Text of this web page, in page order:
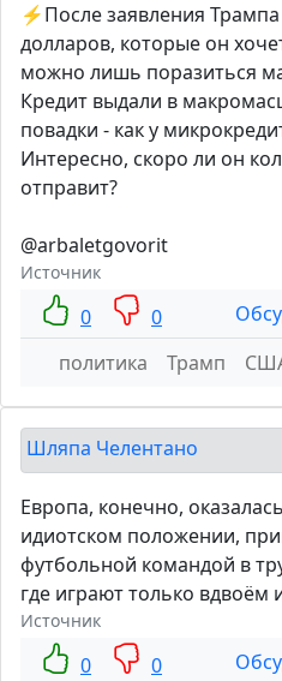
⚡После заявления
долларов, которые он
можно лишь поразиться
Кредит выдали в
повадки - как у
Интересно, скоро ли он
отправит?
@arbaletgovorit
Источник
0 0
политика
Трамп
Шляпа Челентано
Европа, конечно,
идиотском положении,
футбольной командой в
где играют только вдвоём
Источник
0 0